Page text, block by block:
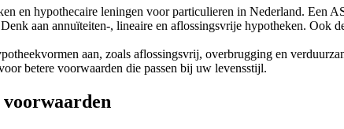
en hypothecaire leningen voor particulieren in Nederland. Een
aan annuïteiten-, lineaire en aflossingsvrije hypotheken. Ook
aan, zoals aflossingsvrij, overbrugging en
betere voorwaarden die passen bij uw levensstijl.